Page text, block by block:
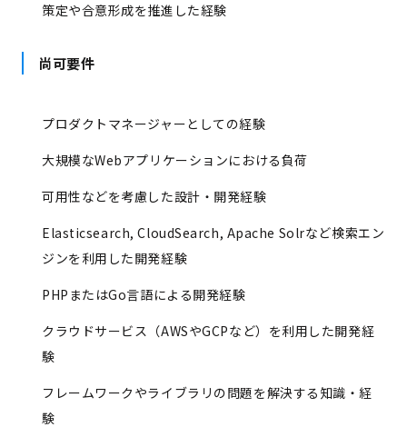
策定や合意形成を推進した経験
尚可要件
プロダクトマネージャーとしての経験
大規模なWebアプリケーションにおける負荷
可用性などを考慮した設計・開発経験
Elasticsearch, CloudSearch, Apache Solrなど検索エン
ジンを利用した開発経験
PHPまたはGo言語による開発経験
クラウドサービス（AWSやGCPなど）を利用した開発経
験
フレームワークやライブラリの問題を解決する知識・経
験